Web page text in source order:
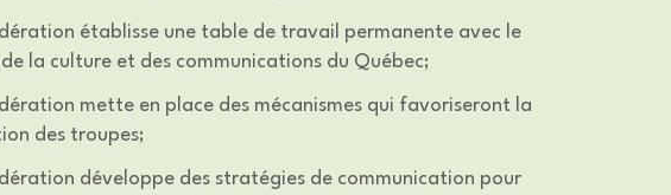
établisse une table de travail permanente avec le
la culture et des communications du Québec;
mette en place des mécanismes qui favoriseront la
des troupes;
développe des stratégies de communication pour